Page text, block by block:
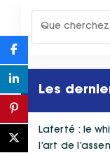
Les
Laferté : le
l’art de